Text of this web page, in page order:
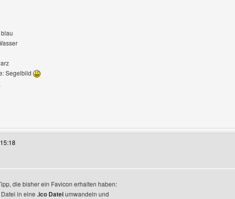
Segelbild
Benutzers besuchen: segelmedien
die bisher ein Favicon erhalten haben:
Datei in eine .ico Dateiumwandeln und